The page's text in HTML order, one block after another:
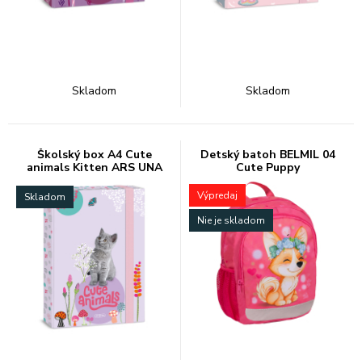
Skladom Skladom
Školský box A4 Cute
animals Kitten ARS UNA
Skladom
Detský batoh BELMIL 04
Cute Puppy
Výpredaj
Nie je skladom